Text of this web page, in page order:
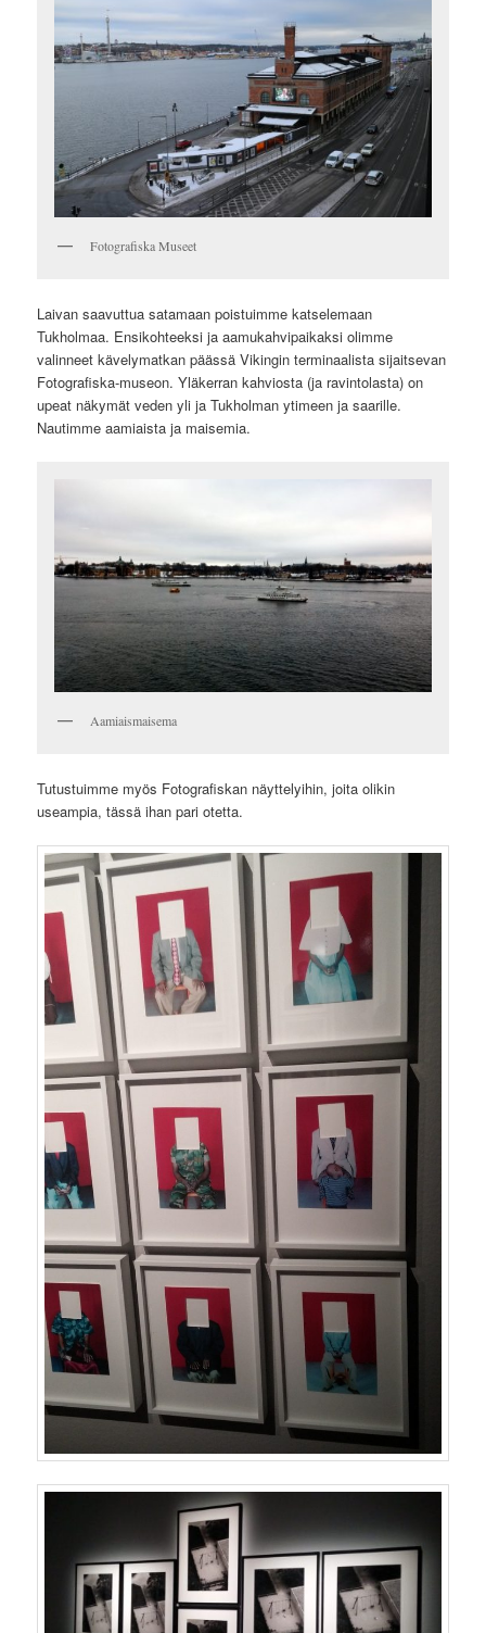
Fotografiska Museet
Laivan saavuttua satamaan poistuimme katselemaan
Tukholmaa. Ensikohteeksi ja aamukahvipaikaksi olimme
valinneet kävelymatkan päässä Vikingin terminaalista sijaitsevan
Fotografiska-museon. Yläkerran kahviosta (ja ravintolasta) on
upeat näkymät veden yli ja Tukholman ytimeen ja saarille.
Nautimme aamiaista ja maisemia.
Aamiaismaisema
Tutustuimme myös Fotografiskan näyttelyihin, joita olikin
useampia, tässä ihan pari otetta.